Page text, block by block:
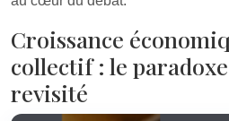
Croissance
collectif : le
revisité